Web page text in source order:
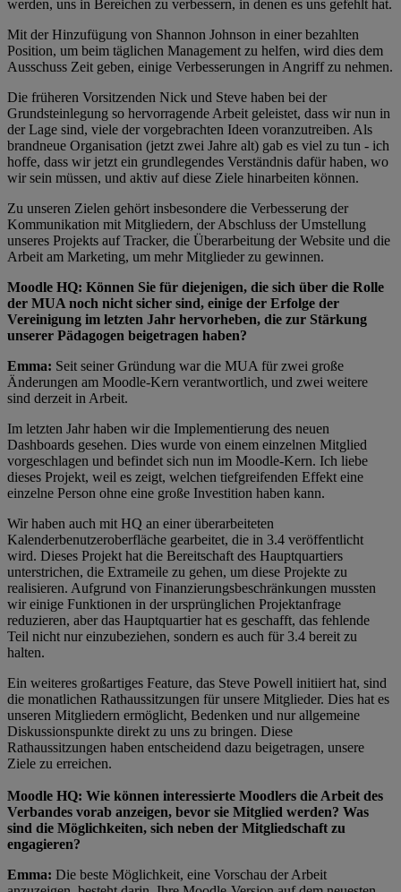
werden, uns in Bereichen zu verbessern, in denen es uns gefehlt hat.
Mit der Hinzufügung von Shannon Johnson in einer bezahlten
Position, um beim täglichen Management zu helfen, wird dies dem
Ausschuss Zeit geben, einige Verbesserungen in Angriff zu nehmen.
Die früheren Vorsitzenden Nick und Steve haben bei der
Grundsteinlegung so hervorragende Arbeit geleistet, dass wir nun in
der Lage sind, viele der vorgebrachten Ideen voranzutreiben. Als
brandneue Organisation (jetzt zwei Jahre alt) gab es viel zu tun - ich
hoffe, dass wir jetzt ein grundlegendes Verständnis dafür haben, wo
wir sein müssen, und aktiv auf diese Ziele hinarbeiten können.
Zu unseren Zielen gehört insbesondere die Verbesserung der
Kommunikation mit Mitgliedern, der Abschluss der Umstellung
unseres Projekts auf Tracker, die Überarbeitung der Website und die
Arbeit am Marketing, um mehr Mitglieder zu gewinnen.
Moodle HQ: Können Sie für diejenigen, die sich über die Rolle
der MUA noch nicht sicher sind, einige der Erfolge der
Vereinigung im letzten Jahr hervorheben, die zur Stärkung
unserer Pädagogen beigetragen haben?
Emma: Seit seiner Gründung war die MUA für zwei große
Änderungen am Moodle-Kern verantwortlich, und zwei weitere
sind derzeit in Arbeit.
Im letzten Jahr haben wir die Implementierung des neuen
Dashboards gesehen. Dies wurde von einem einzelnen Mitglied
vorgeschlagen und befindet sich nun im Moodle-Kern. Ich liebe
dieses Projekt, weil es zeigt, welchen tiefgreifenden Effekt eine
einzelne Person ohne eine große Investition haben kann.
Wir haben auch mit HQ an einer überarbeiteten
Kalenderbenutzeroberfläche gearbeitet, die in 3.4 veröffentlicht
wird. Dieses Projekt hat die Bereitschaft des Hauptquartiers
unterstrichen, die Extrameile zu gehen, um diese Projekte zu
realisieren. Aufgrund von Finanzierungsbeschränkungen mussten
wir einige Funktionen in der ursprünglichen Projektanfrage
reduzieren, aber das Hauptquartier hat es geschafft, das fehlende
Teil nicht nur einzubeziehen, sondern es auch für 3.4 bereit zu
halten.
Ein weiteres großartiges Feature, das Steve Powell initiiert hat, sind
die monatlichen Rathaussitzungen für unsere Mitglieder. Dies hat es
unseren Mitgliedern ermöglicht, Bedenken und nur allgemeine
Diskussionspunkte direkt zu uns zu bringen. Diese
Rathaussitzungen haben entscheidend dazu beigetragen, unsere
Ziele zu erreichen.
Moodle HQ: Wie können interessierte Moodlers die Arbeit des
Verbandes vorab anzeigen, bevor sie Mitglied werden? Was
sind die Möglichkeiten, sich neben der Mitgliedschaft zu
engagieren?
Emma: Die beste Möglichkeit, eine Vorschau der Arbeit